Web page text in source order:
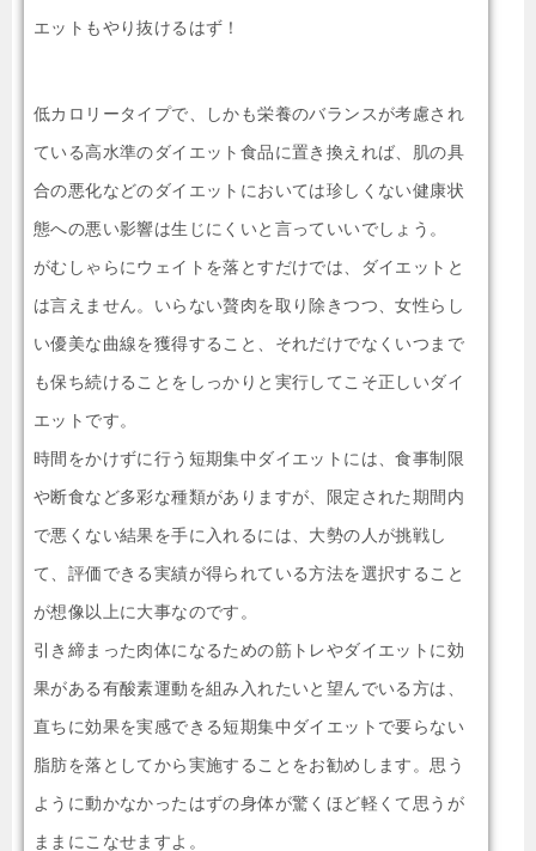
エットもやり抜けるはず！
低カロリータイプで、しかも栄養のバランスが考慮され
ている高水準のダイエット食品に置き換えれば、肌の具
合の悪化などのダイエットにおいては珍しくない健康状
態への悪い影響は生じにくいと言っていいでしょう。
がむしゃらにウェイトを落とすだけでは、ダイエットと
は言えません。いらない贅肉を取り除きつつ、女性らし
い優美な曲線を獲得すること、それだけでなくいつまで
も保ち続けることをしっかりと実行してこそ正しいダイ
エットです。
時間をかけずに行う短期集中ダイエットには、食事制限
や断食など多彩な種類がありますが、限定された期間内
で悪くない結果を手に入れるには、大勢の人が挑戦し
て、評価できる実績が得られている方法を選択すること
が想像以上に大事なのです。
引き締まった肉体になるための筋トレやダイエットに効
果がある有酸素運動を組み入れたいと望んでいる方は、
直ちに効果を実感できる短期集中ダイエットで要らない
脂肪を落としてから実施することをお勧めします。思う
ように動かなかったはずの身体が驚くほど軽くて思うが
ままにこなせますよ。